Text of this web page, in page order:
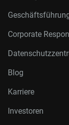
Corporate
Blog
Karriere
Investoren